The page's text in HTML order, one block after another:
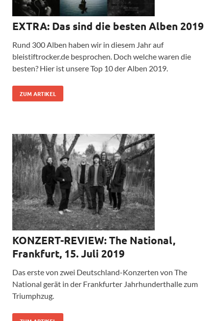
EXTRA: Das sind die besten Alben 2019
Rund 300 Alben haben wir in diesem Jahr auf
bleistiftrocker.de besprochen. Doch welche waren die
besten? Hier ist unsere Top 10 der Alben 2019.
ZUM ARTIKEL
KONZERT-REVIEW: The National,
Frankfurt, 15. Juli 2019
Das erste von zwei Deutschland-Konzerten von The
National gerät in der Frankfurter Jahrhunderthalle zum
Triumphzug.